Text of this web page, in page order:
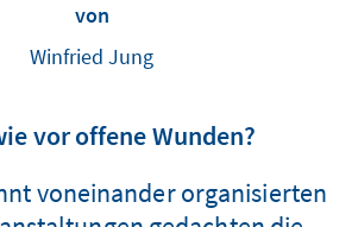
von
Winfried Jung
vor offene Wunden?
voneinander organisierten